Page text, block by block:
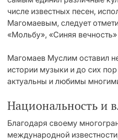
числе известных песен,
Магомаевым, следует
«Мольбу», «Синяя
Магомаев Муслим оставил
истории музыки и до сих
актуальны и любимы
Национальность и
Благодаря своему
международной